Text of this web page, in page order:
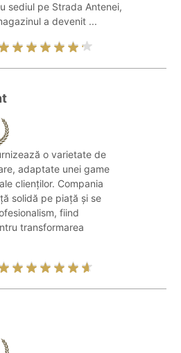
sediul pe Strada Antenei,
a devenit ...
o varietate de
adaptate unei game
clienților. Compania
solidă pe piață și se
fiind
transformarea